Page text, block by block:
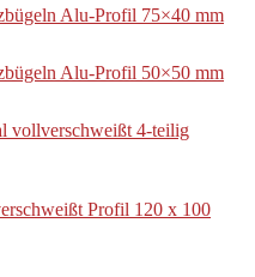
Alu-Profil 75×40 mm
Alu-Profil 50×50 mm
vollverschweißt 4-teilig
Profil 120 x 100